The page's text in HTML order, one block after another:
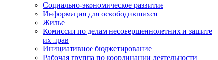
Социально-экономическое развитие
Информация для освободившихся
Жилье
Комиссия по делам несовершеннолетних и защите
их прав
Инициативное бюджетирование
Рабочая группа по координации деятельности